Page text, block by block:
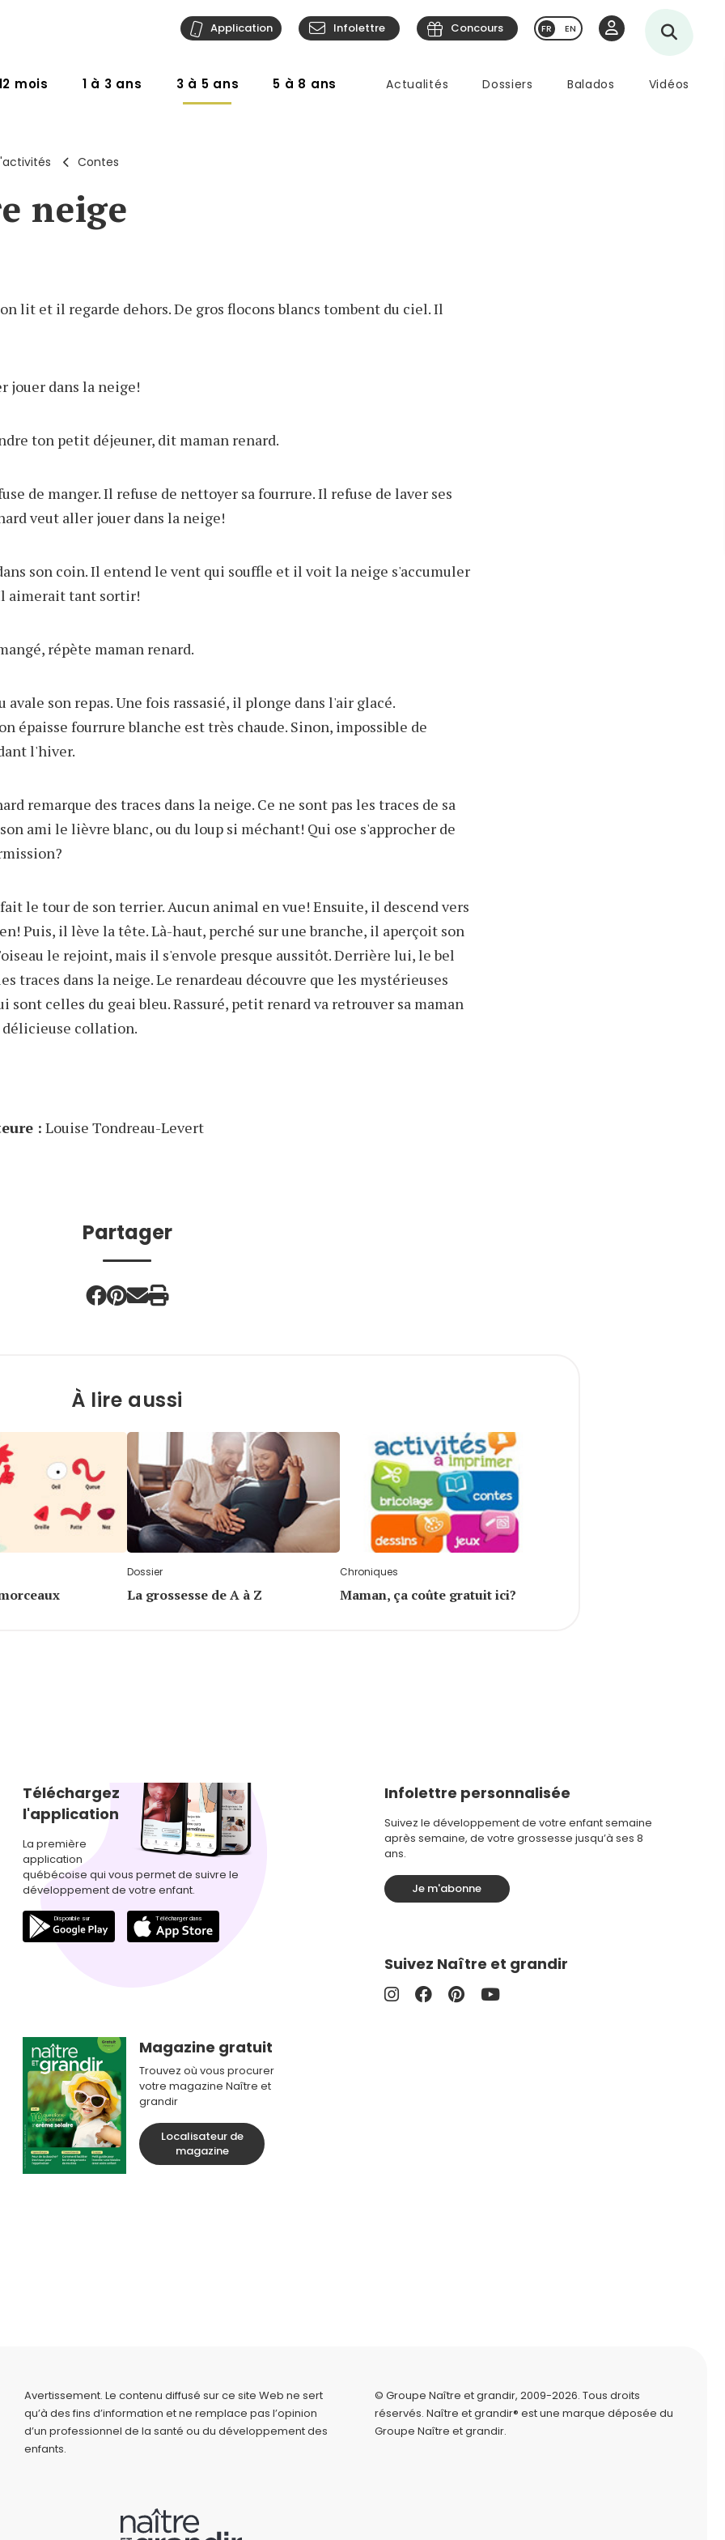
mois 1 à 3 ans 3 à 5 ans 5 à 8 ans Actualités Dossiers Balados Vidéos
Application Infolettre Concours EN
Contes
neige
lit et il regarde dehors. De gros flocons blancs tombent du ciel. Il
jouer dans la neige!
ton petit déjeuner, dit maman renard.
de manger. Il refuse de nettoyer sa fourrure. Il refuse de laver ses
veut aller jouer dans la neige!
son coin. Il entend le vent qui souffle et il voit la neige s'accumuler
aimerait tant sortir!
répète maman renard.
avale son repas. Une fois rassasié, il plonge dans l'air glacé.
épaisse fourrure blanche est très chaude. Sinon, impossible de
l'hiver.
remarque des traces dans la neige. Ce ne sont pas les traces de sa
ami le lièvre blanc, ou du loup si méchant! Qui ose s'approcher de
le tour de son terrier. Aucun animal en vue! Ensuite, il descend vers
Puis, il lève la tête. Là-haut, perché sur une branche, il aperçoit son
le rejoint, mais il s'envole presque aussitôt. Derrière lui, le bel
traces dans la neige. Le renardeau découvre que les mystérieuses
sont celles du geai bleu. Rassuré, petit renard va retrouver sa maman
collation.
: Louise Tondreau-Levert
Partager
À lire aussi
Dossier
La grossesse de A à Z
Chroniques
Maman, ça coûte gratuit ici?
Téléchargez
l'application
La première
application
québécoise qui vous permet de suivre le
développement de votre enfant.
Magazine gratuit
Trouvez où vous procurer
votre magazine Naître et
grandir
Localisateur de
magazine
Infolettre personnalisée
Suivez le développement de votre enfant semaine
après semaine, de votre grossesse jusqu’à ses 8
ans.
Je m'abonne
Suivez Naître et grandir
Avertissement. Le contenu diffusé sur ce site Web ne sert
qu’à des fins d’information et ne remplace pas l’opinion
d’un professionnel de la santé ou du développement des
enfants.
© Groupe Naître et grandir, 2009-2026. Tous droits
réservés. Naître et grandir® est une marque déposée du
Groupe Naître et grandir.